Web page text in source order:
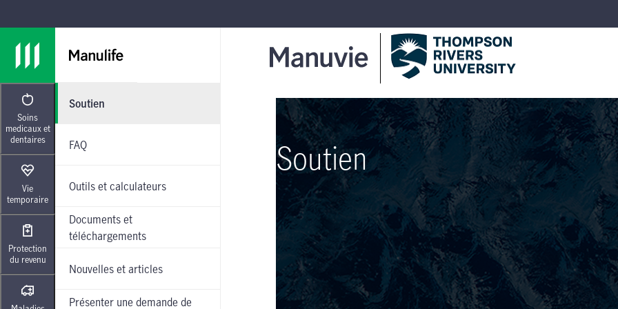
Soins
medicaux et
dentaires
Vie
temporaire
Protection
du revenu
Soutien
FAQ
Outils et calculateurs
Documents et
téléchargements
Nouvelles et articles
Présenter une demande de
Soutien